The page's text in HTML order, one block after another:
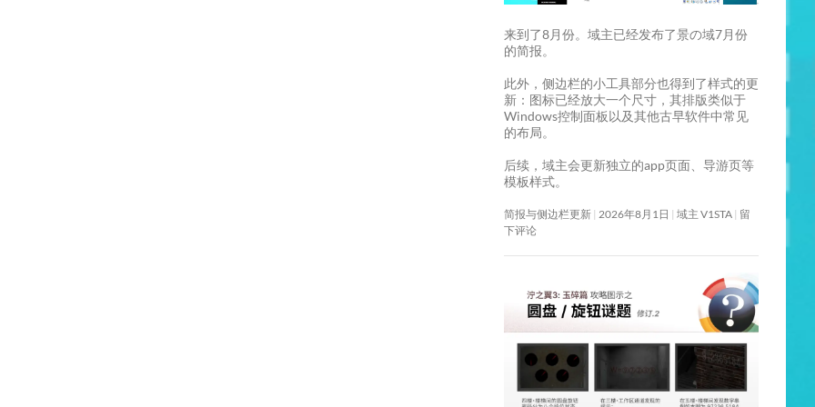
来到了8月份。域主已经发布了景の域7月份
的简报。
此外，侧边栏的小工具部分也得到了样式的更
新：图标已经放大一个尺寸，其排版类似于
Windows控制面板以及其他古早软件中常见
的布局。
后续，域主会更新独立的app页面、导游页等
模板样式。
简报与侧边栏更新 2026年8月1日 域主 V1STA 留
下评论